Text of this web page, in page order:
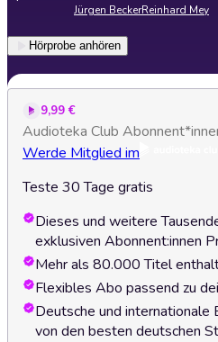
Jürgen BeckerReinhard Mey
Hörprobe anhören
9,99 €
Audioteka Club
Werde Mitglied im
Teste 30 Tage gratis
Dieses und weitere
exklusiven Abonnent:innen
Mehr als 80.000 Titel
Flexibles Abo passend zu
Deutsche und
von den besten deutschen